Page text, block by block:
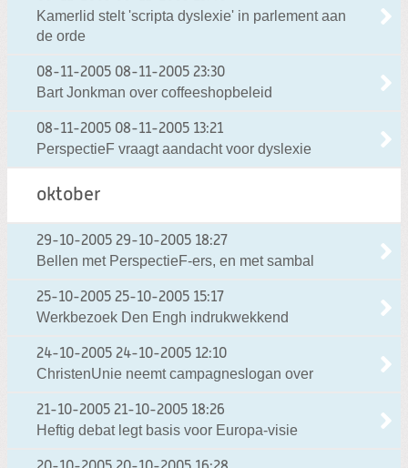
Kamerlid stelt 'scripta dyslexie' in parlement aan
de orde
08-11-2005 08-11-2005 23:30
Bart Jonkman over coffeeshopbeleid
08-11-2005 08-11-2005 13:21
PerspectieF vraagt aandacht voor dyslexie
oktober
29-10-2005 29-10-2005 18:27
Bellen met PerspectieF-ers, en met sambal
25-10-2005 25-10-2005 15:17
Werkbezoek Den Engh indrukwekkend
24-10-2005 24-10-2005 12:10
ChristenUnie neemt campagneslogan over
21-10-2005 21-10-2005 18:26
Heftig debat legt basis voor Europa-visie